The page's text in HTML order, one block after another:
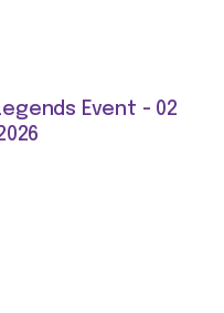
Event - 02